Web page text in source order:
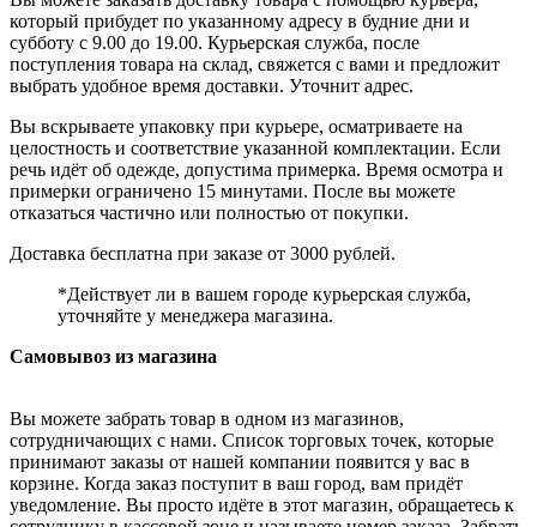
который прибудет по указанному адресу в будние дни и
субботу с 9.00 до 19.00. Курьерская служба, после
поступления товара на склад, свяжется с вами и предложит
выбрать удобное время доставки. Уточнит адрес.
Вы вскрываете упаковку при курьере, осматриваете на
целостность и соответствие указанной комплектации. Если
речь идёт об одежде, допустима примерка. Время осмотра и
примерки ограничено 15 минутами. После вы можете
отказаться частично или полностью от покупки.
Доставка бесплатна при заказе от 3000 рублей.
*Действует ли в вашем городе курьерская служба,
уточняйте у менеджера магазина.
Самовывоз из магазина
Вы можете забрать товар в одном из магазинов,
сотрудничающих с нами. Список торговых точек, которые
принимают заказы от нашей компании появится у вас в
корзине. Когда заказ поступит в ваш город, вам придёт
уведомление. Вы просто идёте в этот магазин, обращаетесь к